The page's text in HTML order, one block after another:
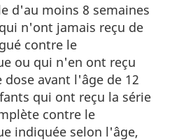
d'au moins 8 semaines
n'ont jamais reçu de
contre le
ou qui n'en ont reçu
dose avant l'âge de 12
qui ont reçu la série
contre le
indiquée selon l'âge,